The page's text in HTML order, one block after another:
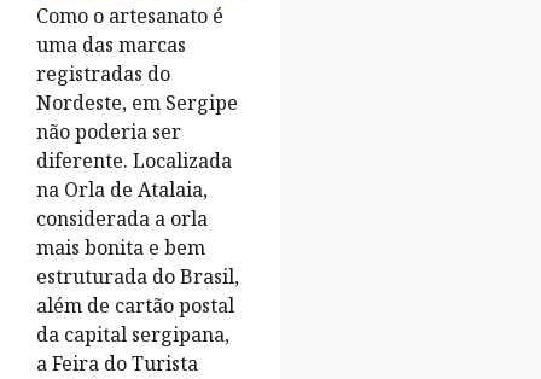
Como o artesanato é
uma das marcas
registradas do
Nordeste, em Sergipe
não poderia ser
diferente. Localizada
na Orla de Atalaia,
considerada a orla
mais bonita e bem
estruturada do Brasil,
além de cartão postal
da capital sergipana,
a Feira do Turista